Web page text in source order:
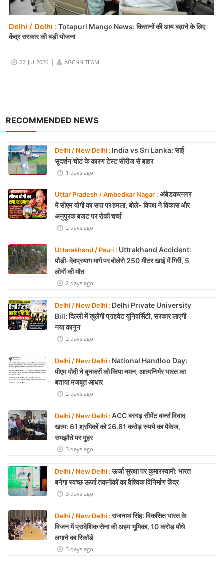
RECOMMENDED NEWS
Delhi / New Delhi : India vs Sri Lanka: साई
सुदर्शन चोट के कारण टेस्ट सीरीज से बाहर
1 days ago
Uttar Pradesh / Ambedkar Nagar : अंबेडकरनगर
में सीएम योगी का सपा पर हमला, बोले- विपक्ष ने विकास और
अनुपूरक बजट पर रोकी चर्चा
2 days ago
Uttarakhand / Pauri : Uttrakhand Accident:
पौड़ी-देवप्रयाग मार्ग पर बोलेरो 250 मीटर खाई में गिरी, 5
लोगों की मौत
2 days ago
Delhi / New Delhi : Delhi Private University
Bill: दिल्ली में खुलेंगी प्राइवेट यूनिवर्सिटी, सरकार लाएगी
नया कानून
2 days ago
Delhi / New Delhi : National Handloo Day:
पीएम मोदी ने बुनकरों को किया नमन, आत्मनिर्भर भारत का
बताया मजबूत आधार
2 days ago
Delhi / New Delhi : ACC बरगढ़ सीमेंट वर्क्स विवाद
खत्म: 61 श्रमिकों को 26.81 करोड़ रुपये का पैकेज,
समझौते पर मुहर
3 days ago
Delhi / New Delhi :ऊर्जा सुरक्षा पर कुमारस्वामी: भारत
बनेगा स्वच्छ ऊर्जा तकनीकों का वैश्विक विनिर्माण केंद्र
3 days ago
Delhi / New Delhi :राजनाथ सिंह: विकसित भारत के
विजन में प्रादेशिक सेना की अहम भूमिका, 10 करोड़ पौधे
लगाने का रिकॉर्ड
3 days ago
Delhi / Delhi :Totapuri Mango News: किसानों की आय बढ़ाने के लिए
केंद्र सरकार की बड़ी योजना
22-Jul-2026 | AGCNN TEAM